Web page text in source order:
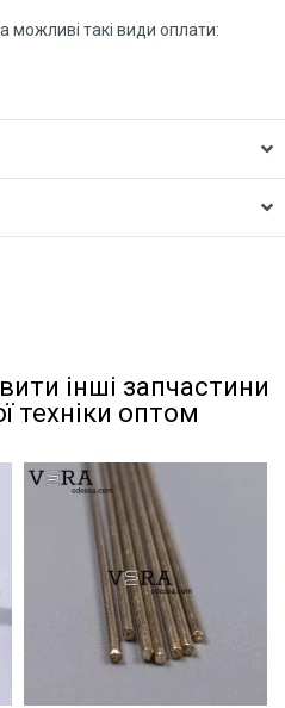
можливі такі види оплати:
інші запчастини
техніки оптом